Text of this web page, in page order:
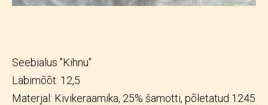
Seebialus "Kihnu"
Läbimõõt: 12,5
Materjal: Kivikeraamika, 25% šamotti, põletatud 1245